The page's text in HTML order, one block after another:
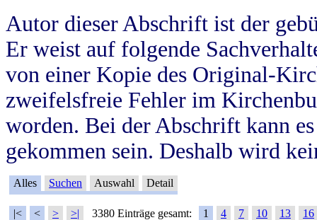
Autor dieser Abschrift ist der
Er weist auf folgende
von einer Kopie des Original-
zweifelsfreie Fehler im
worden. Bei der Abschrift kann
gekommen sein. Deshalb wird
Alles Suchen Auswahl Detail
|< < > >| 3380 Einträge gesamt: 1 4 7 10 13
16